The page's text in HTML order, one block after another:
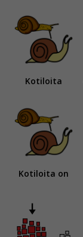
Kotiloita
Kotiloita on